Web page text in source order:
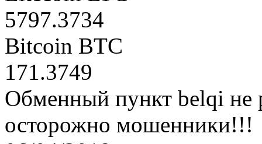
5797.3734
Bitcoin BTC
171.3749
Обменный пункт belqi не
осторожно мошенники!!!